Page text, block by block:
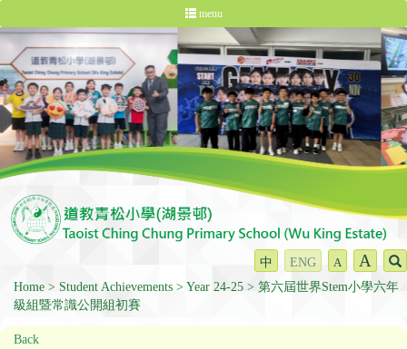
menu
中 ENG A A
Home Student Achievements Year 24-25
第六屆世界Stem小學六年
級組暨常識公開組初賽
Back